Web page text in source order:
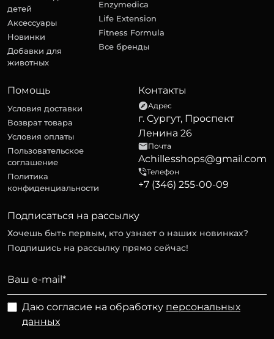
детей
Аксессуары
Новинки
Добавки для
животных
Enzymedica
Life Extension
Fitness Formula
Все бренды
Помощь
Условия доставки
Возврат товара
Условия оплаты
Пользовательское
соглашение
Политика
конфиденциальности
Контакты
Адрес
г. Сургут, Проспект
Ленина 26
Почта
Achillesshops@gmail.com
Телефон
+7 (346) 255-00-09
Подписаться на рассылку
Хочешь быть первым, кто узнает о наших новинках?
Подпишись на рассылку прямо сейчас!
Даю согласие на обработку персональных
данных